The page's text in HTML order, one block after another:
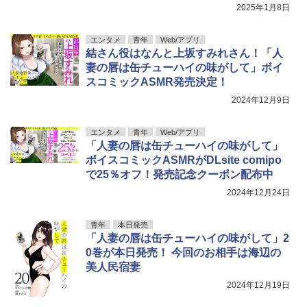
2025年1月8日
エンタメ 青年 Web/アプリ
結さん役はなんと上坂すみれさん！「人
妻の唇は缶チューハイの味がして」ボイ
スコミックASMR発売決定！
2024年12月9日
エンタメ 青年 Web/アプリ
「人妻の唇は缶チューハイの味がして」
ボイスコミックASMRがDLsite comipo
で25％オフ！発売記念クーポン配布中
2024年12月24日
青年 本日発売
「人妻の唇は缶チューハイの味がして」2
0巻が本日発売！ 今回のお相手は海辺の
美人民宿妻
2024年12月19日